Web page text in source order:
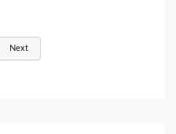
Next